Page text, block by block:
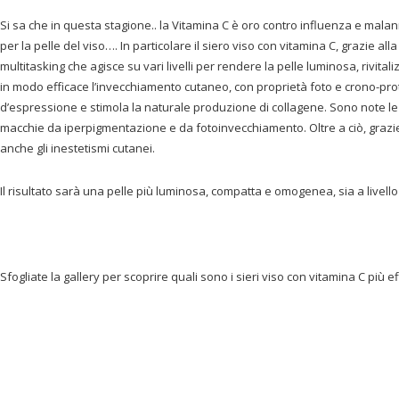
Si sa che in questa stagione.. la Vitamina C è oro contro influenza e
per la pelle del viso…. In particolare il siero viso con vitamina C, grazie
multitasking che agisce su vari livelli per rendere la pelle luminosa,
in modo efficace l’invecchiamento cutaneo, con proprietà foto e crono-
d’espressione e stimola la naturale produzione di collagene. Sono note
macchie da iperpigmentazione e da fotoinvecchiamento. Oltre a ciò,
anche gli inestetismi cutanei.
Il risultato sarà una pelle più luminosa, compatta e omogenea, sia a
Sfogliate la gallery per scoprire quali sono i sieri viso con vitamina C più